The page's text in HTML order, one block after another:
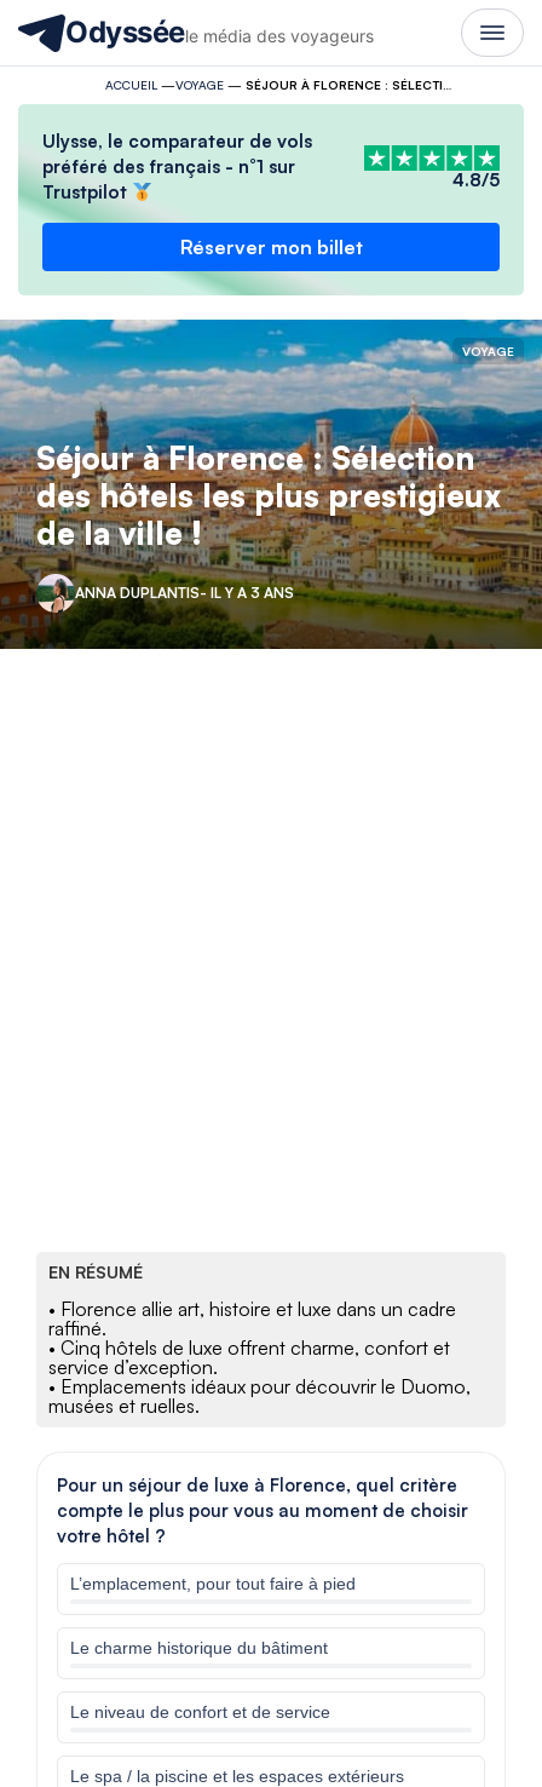
Odysséele média des voyageurs
ACCUEIL —VOYAGE—
Ulysse, le comparateur de vols
préféré des français - n°1 sur
Trustpilot
4.8/5
Réserver mon billet
VOYAGE
Séjour à Florence : Sélection
des hôtels les plus prestigieux
de la ville !
ANNA DUPLANTIS- IL Y A 3 ANS
EN RÉSUMÉ
• Florence allie art, histoire et luxe dans un cadre
raffiné.
• Cinq hôtels de luxe offrent charme, confort et
service d’exception.
• Emplacements idéaux pour découvrir le Duomo,
musées et ruelles.
Pour un séjour de luxe à Florence, quel critère
compte le plus pour vous au moment de choisir
votre hôtel ?
L’emplacement, pour tout faire à pied
Le charme historique du bâtiment
Le niveau de confort et de service
Le spa / la piscine et les espaces extérieurs